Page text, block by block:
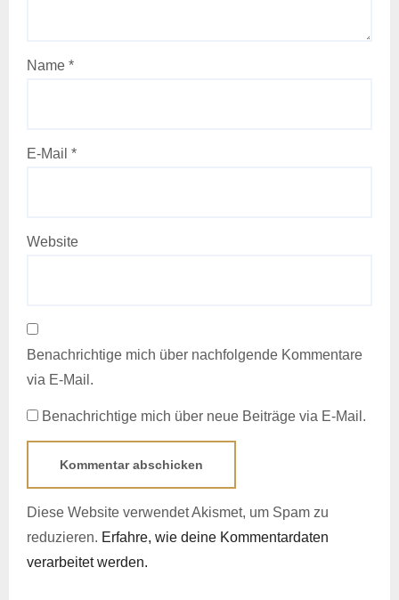
Name*
E-Mail*
Website
Benachrichtige mich über nachfolgende Kommentare
via E-Mail.
Benachrichtige mich über neue Beiträge via E-Mail.
Diese Website verwendet Akismet, um Spam zu
reduzieren. Erfahre, wie deine Kommentardaten
verarbeitet werden.